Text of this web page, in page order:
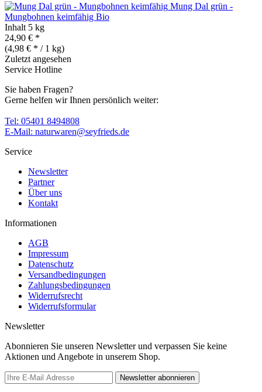
Mung Dal grün -
Mungbohnen keimfähig Bio
Inhalt 5 kg
24,90 € *
(4,98 € * / 1 kg)
Zuletzt angesehen
Service Hotline
Sie haben Fragen?
Gerne helfen wir Ihnen persönlich weiter:
Tel: 05401 8494808
E-Mail: naturwaren@seyfrieds.de
Service
Newsletter
Partner
Über uns
Kontakt
Informationen
AGB
Impressum
Datenschutz
Versandbedingungen
Zahlungsbedingungen
Widerrufsrecht
Widerrufsformular
Newsletter
Abonnieren Sie unseren Newsletter und verpassen Sie keine
Aktionen und Angebote in unserem Shop.
Newsletter abonnieren